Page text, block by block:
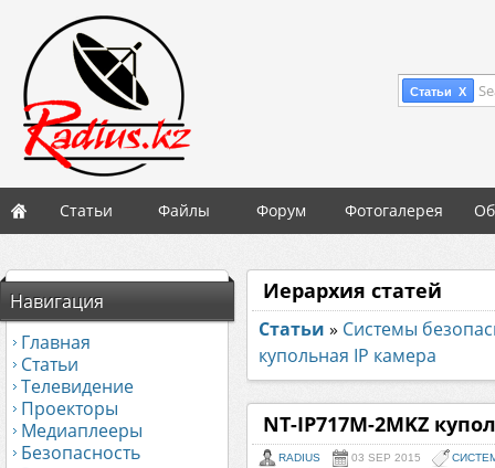
Статьи X
Статьи Файлы Форум Фотогалерея
Навигация
Главная
Статьи
Телевидение
Проекторы
Медиаплееры
Безопасность
Иерархия статей
Статьи » Системы
купольная IP камера
NT-IP717M-2MKZ
RADIUS 03 SEP 2015